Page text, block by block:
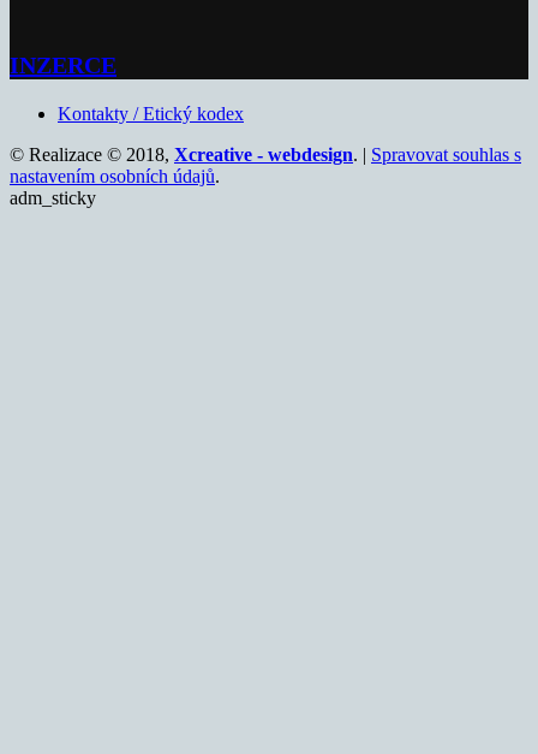
INZERCE
Kontakty / Etický kodex
© Realizace © 2018, Xcreative - webdesign. | Spravovat souhlas s
nastavením osobních údajů.
adm_sticky